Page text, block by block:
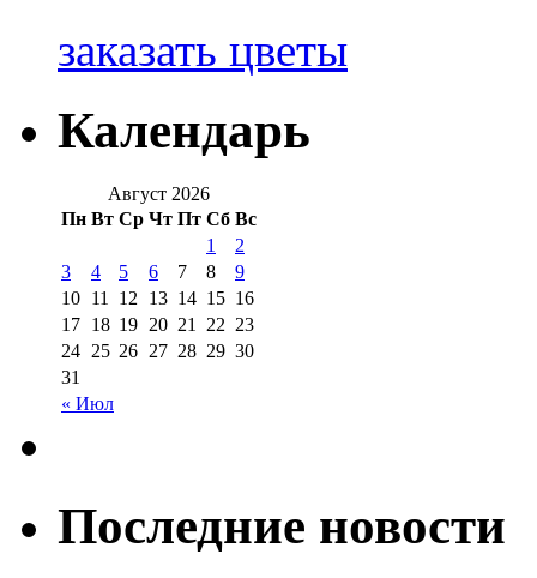
заказать цветы
Календарь
Август 2026
Пн Вт Ср Чт Пт Сб Вс
« Июл
1
2
3
4 5 6 7 8
9
10 11 12 13 14 15 16
17 18 19 20 21 22 23
24 25 26 27 28 29 30
31
Последние новости